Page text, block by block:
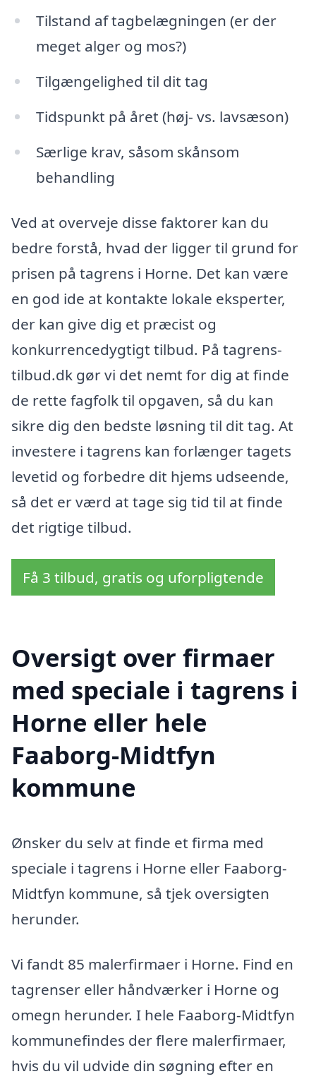
Tilstand af tagbelægningen (er der
meget alger og mos?)
Tilgængelighed til dit tag
Tidspunkt på året (høj- vs. lavsæson)
Særlige krav, såsom skånsom
behandling
Ved at overveje disse faktorer kan du
bedre forstå, hvad der ligger til grund for
prisen på tagrens i Horne. Det kan være
en god ide at kontakte lokale eksperter,
der kan give dig et præcist og
konkurrencedygtigt tilbud. På tagrens-
tilbud.dk gør vi det nemt for dig at finde
de rette fagfolk til opgaven, så du kan
sikre dig den bedste løsning til dit tag. At
investere i tagrens kan forlænger tagets
levetid og forbedre dit hjems udseende,
så det er værd at tage sig tid til at finde
det rigtige tilbud.
Få 3 tilbud, gratis og uforpligtende
Oversigt over firmaer
med speciale i tagrens i
Horne eller hele
Faaborg-Midtfyn
kommune
Ønsker du selv at finde et firma med
speciale i tagrens i Horne eller Faaborg-
Midtfyn kommune, så tjek oversigten
herunder.
Vi fandt 85 malerfirmaer i Horne. Find en
tagrenser eller håndværker i Horne og
omegn herunder. I hele Faaborg-Midtfyn
kommunefindes der flere malerfirmaer,
hvis du vil udvide din søgning efter en